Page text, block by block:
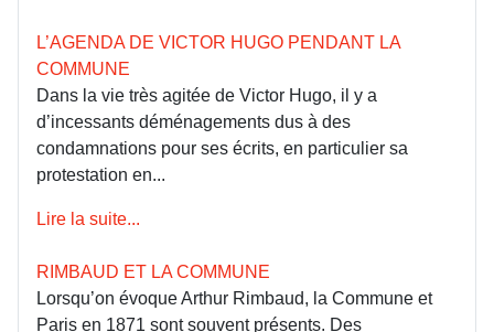
L’AGENDA DE VICTOR HUGO PENDANT LA
COMMUNE
Dans la vie très agitée de Victor Hugo, il y a
d’incessants déménagements dus à des
condamnations pour ses écrits, en particulier sa
protestation en...
Lire la suite...
RIMBAUD ET LA COMMUNE
Lorsqu’on évoque Arthur Rimbaud, la Commune et
Paris en 1871 sont souvent présents. Des